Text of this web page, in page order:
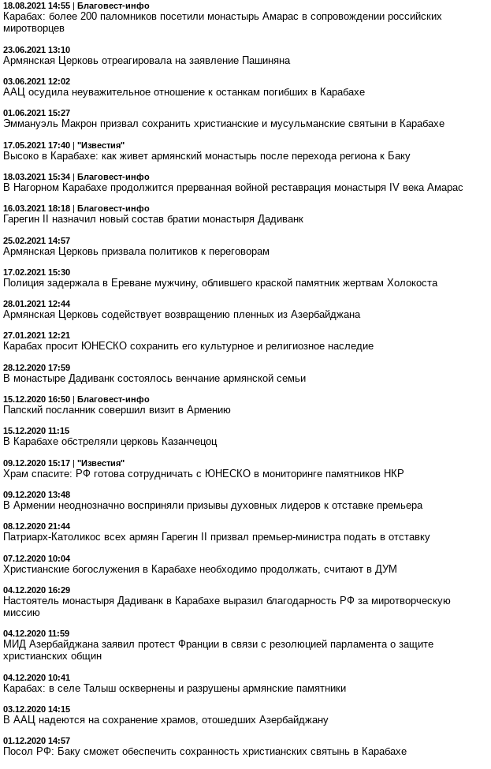
18.08.2021 14:55 Благовест-инфо
Карабах: более 200 паломников посетили монастырь Амарас в сопровождении российских
миротворцев
23.06.2021 13:10
Армянская Церковь отреагировала на заявление Пашиняна
03.06.2021 12:02
ААЦ осудила неуважительное отношение к останкам погибших в Карабахе
01.06.2021 15:27
Эммануэль Макрон призвал сохранить христианские и мусульманские святыни в Карабахе
17.05.2021 17:40 | "Известия"
Высоко в Карабахе: как живет армянский монастырь после перехода региона к Баку
18.03.2021 15:34 | Благовест-инфо
В Нагорном Карабахе продолжится прерванная войной реставрация монастыря IV века Амарас
16.03.2021 18:18 | Благовест-инфо
Гарегин II назначил новый состав братии монастыря Дадиванк
25.02.2021 14:57
Армянская Церковь призвала политиков к переговорам
17.02.2021 15:30
Полиция задержала в Ереване мужчину, облившего краской памятник жертвам Холокоста
28.01.2021 12:44
Армянская Церковь содействует возвращению пленных из Азербайджана
27.01.2021 12:21
Карабах просит ЮНЕСКО сохранить его культурное и религиозное наследие
28.12.2020 17:59
В монастыре Дадиванк состоялось венчание армянской семьи
15.12.2020 16:50 | Благовест-инфо
Папский посланник совершил визит в Армению
15.12.2020 11:15
В Карабахе обстреляли церковь Казанчецоц
09.12.2020 15:17 | "Известия"
Храм спасите: РФ готова сотрудничать с ЮНЕСКО в мониторинге памятников НКР
09.12.2020 13:48
В Армении неоднозначно восприняли призывы духовных лидеров к отставке премьера
08.12.2020 21:44
Патриарх-Католикос всех армян Гарегин II призвал премьер-министра подать в отставку
07.12.2020 10:04
Христианские богослужения в Карабахе необходимо продолжать, считают в ДУМ
04.12.2020 16:29
Настоятель монастыря Дадиванк в Карабахе выразил благодарность РФ за миротворческую
миссию
04.12.2020 11:59
МИД Азербайджана заявил протест Франции в связи с резолюцией парламента о защите
христианских общин
04.12.2020 10:41
Карабах: в селе Талыш осквернены и разрушены армянские памятники
03.12.2020 14:15
В ААЦ надеются на сохранение храмов, отошедших Азербайджану
01.12.2020 14:57
Посол РФ: Баку сможет обеспечить сохранность христианских святынь в Карабахе